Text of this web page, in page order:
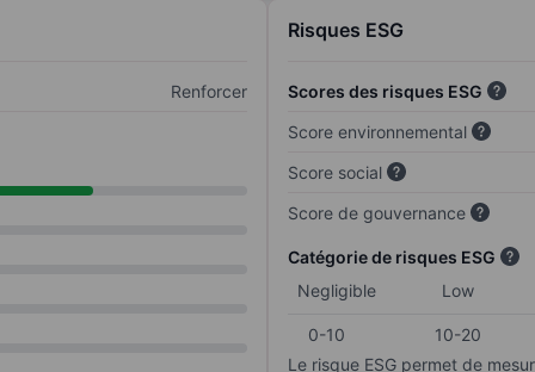
Renforcer
Risques ESG
Scores des risques ESG
Score environnemental
Score social
Score de gouvernance
Catégorie de risques ESG
Negligible
Low
0-10
10-20
Le risque ESG permet de